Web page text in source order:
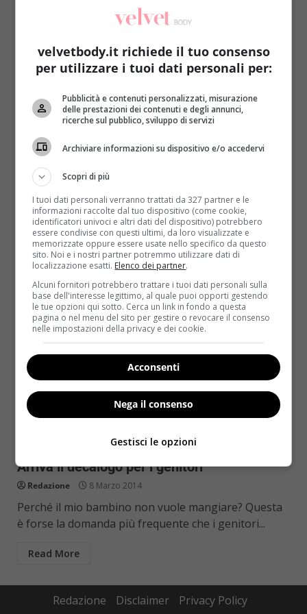
Kids
Gemelle nate con un corpo e due teste: i
genitori raccontano il dramma più grande
Redazione 13 Luglio 2018
Due gemelle nate con un unico corpo ma due teste e
due personalità diverse hanno provato a...
Read More
Notizie
Mio figlio non mangia cosa posso fare?
Arriva il decalogo per i genitori
Redazione 8 Marzo 2014
Perché il mio bambino non vuole mangiare? Questa
è forse la domanda più frequente che i genitori...
Read More
Redazione Disclaimer Privacy Policy
velvetbody.it richiede il tuo consenso
per utilizzare i tuoi dati personali per:
Pubblicità e contenuti personalizzati, misurazione
delle prestazioni dei contenuti e degli annunci,
ricerche sul pubblico, sviluppo di servizi
Archiviare informazioni su dispositivo e/o accedervi
Scopri di più
I tuoi dati personali verranno trattati da 327 partner e le
informazioni raccolte dal tuo dispositivo (come cookie,
identificatori univoci e altri dati del dispositivo) potrebbero
essere condivise con questi ultimi, da loro visualizzate e
memorizzate oppure essere usate nello specifico da questo
sito. Noi e i nostri partner potremmo utilizzare dati di
localizzazione esatti. Elenco dei partner.
Alcuni fornitori potrebbero trattare i tuoi dati personali sulla
base dell'interesse legittimo, al quale puoi opporti gestendo
le tue opzioni qui sotto. Cerca un link in fondo a questa
pagina o nel menu del sito per gestire o revocare il consenso
nelle impostazioni della privacy e dei cookie.
Acconsenti
Nega il consenso
Gestisci le opzioni